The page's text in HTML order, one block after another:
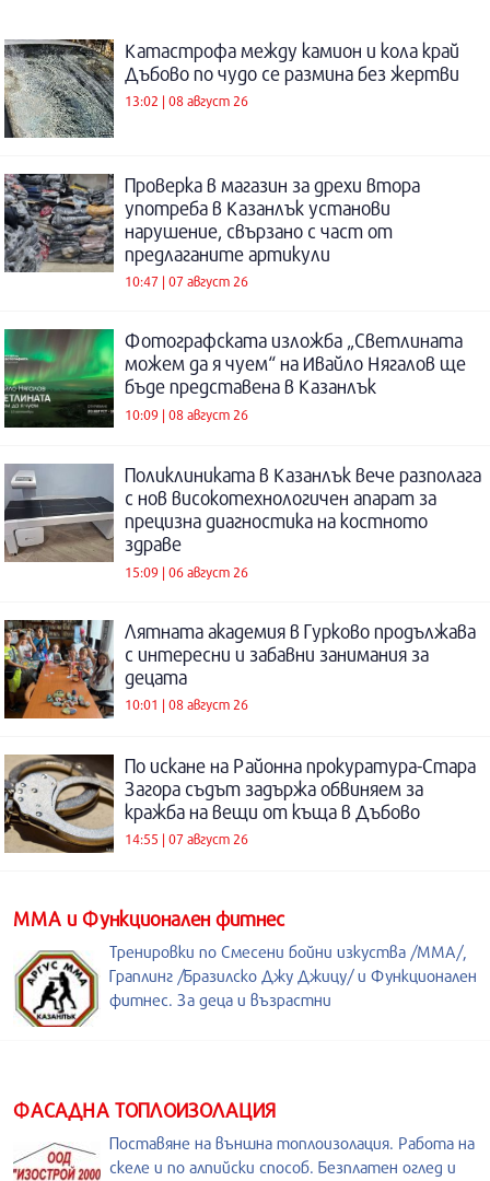
Катастрофа между камион и кола край
Дъбово по чудо се размина без жертви
13:02 | 08 август 26
Проверка в магазин за дрехи втора
употреба в Казанлък установи
нарушение, свързано с част от
предлаганите артикули
10:47 | 07 август 26
Фотографската изложба „Светлината
можем да я чуем“ на Ивайло Нягалов ще
бъде представена в Казанлък
10:09 | 08 август 26
Поликлиниката в Казанлък вече разполага
с нов високотехнологичен апарат за
прецизна диагностика на костното
здраве
15:09 | 06 август 26
Лятната академия в Гурково продължава
с интересни и забавни занимания за
децата
10:01 | 08 август 26
По искане на Районна прокуратура-Стара
Загора съдът задържа обвиняем за
кражба на вещи от къща в Дъбово
14:55 | 07 август 26
ММА и Функционален фитнес
Тренировки по Смесени бойни изкуства /MMA/,
Граплинг /Бразилско Джу Джицу/ и Функционален
фитнес. За деца и възрастни
ФАСАДНА ТОПЛОИЗОЛАЦИЯ
Поставяне на външна топлоизолация. Работа на
скеле и по алпийски способ. Безплатен оглед и